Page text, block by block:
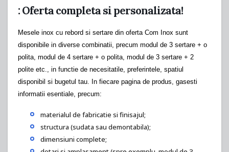
: Oferta completa si personalizata!
Mesele inox cu rebord si sertare din oferta Com Inox sunt
disponibile in diverse combinatii, precum modul de 3 sertare + o
polita, modul de 4 sertare + o polita, modul de 3 sertare + 2
polite etc., in functie de necesitatile, preferintele, spatiul
disponibil si bugetul tau. In fiecare pagina de produs, gasesti
informatii esentiale, precum:
materialul de fabricatie si finisajul;
structura (sudata sau demontabila);
dimensiuni complete;